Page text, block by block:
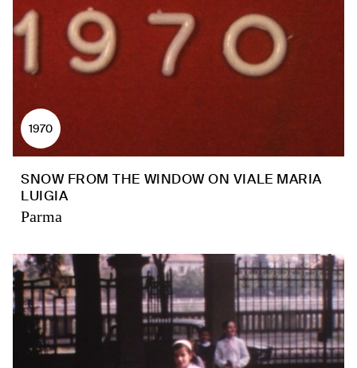
1970
SNOW FROM THE WINDOW ON VIALE MARIA
LUIGIA
Parma